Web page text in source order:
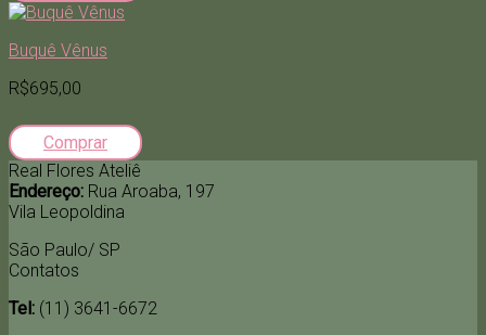
Buquê Vênus
R$695,00
Comprar
Real Flores Ateliê
Endereço: Rua Aroaba, 197
Vila Leopoldina
São Paulo/ SP
Contatos
Tel: (11) 3641-6672